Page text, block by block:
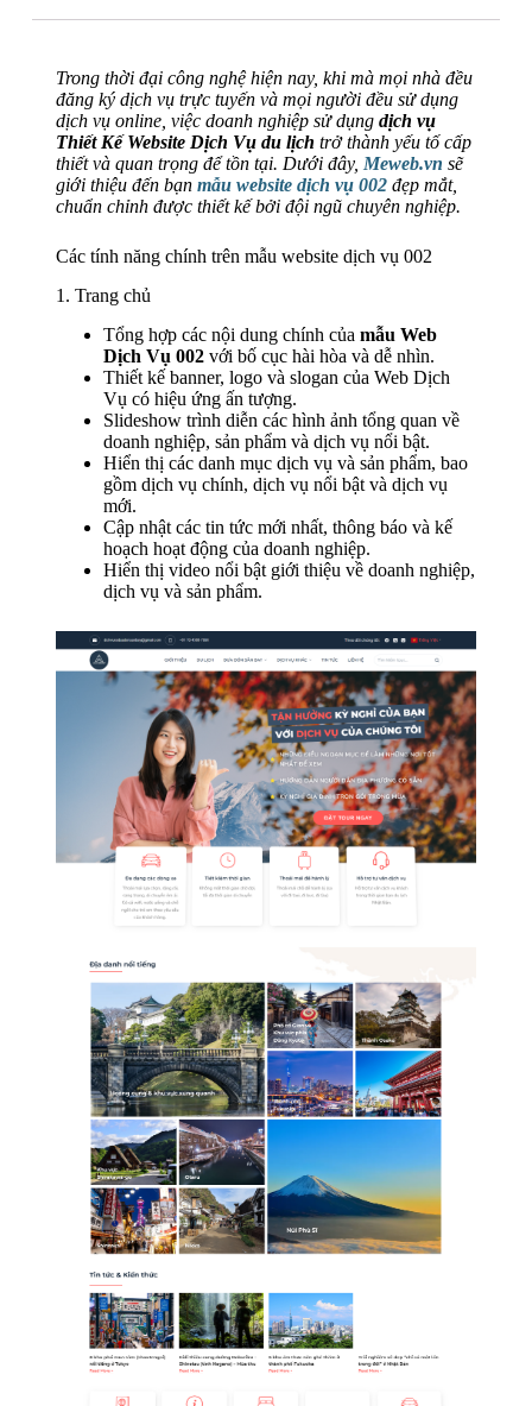
Trong thời đại công nghệ hiện nay, khi mà mọi nhà đều
đăng ký dịch vụ trực tuyến và mọi người đều sử dụng
dịch vụ online, việc doanh nghiệp sử dụngdịch vụ
Thiết Kế Website Dịch Vụ du lịch trở thành yếu tố cấp
thiết và quan trọng để tồn tại. Dưới đây, Meweb.vn sẽ
giới thiệu đến bạn mẫu website dịch vụ 002đẹp mắt,
chuẩn chỉnh được thiết kế bởi đội ngũ chuyên nghiệp.
Các tính năng chính trên mẫu website dịch vụ 002
1. Trang chủ
Tổng hợp các nội dung chính của mẫu Web
Dịch Vụ 002với bố cục hài hòa và dễ nhìn.
Thiết kế banner, logo và slogan của Web Dịch
Vụ có hiệu ứng ấn tượng.
Slideshow trình diễn các hình ảnh tổng quan về
doanh nghiệp, sản phẩm và dịch vụ nổi bật.
Hiển thị các danh mục dịch vụ và sản phẩm, bao
gồm dịch vụ chính, dịch vụ nổi bật và dịch vụ
mới.
Cập nhật các tin tức mới nhất, thông báo và kế
hoạch hoạt động của doanh nghiệp.
Hiển thị video nổi bật giới thiệu về doanh nghiệp,
dịch vụ và sản phẩm.